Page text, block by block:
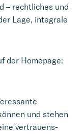
– recht­li­ches und
Lage, integrale
der Homepage:
und stehen
vertrau­ens­